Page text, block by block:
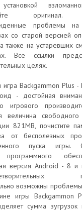
оригинал.
проблемы на
со старой версией
также на устаревших
Все ссылки
целях.
игра Backgammon Plus -
- достойная
игрового
величина
821MB, почистите
от бесполезных
пуска игры.
программного
версия Android - 8 и
возможны проблемы
игры Backgammon
сумма зугрузок